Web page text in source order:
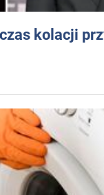
kolacji